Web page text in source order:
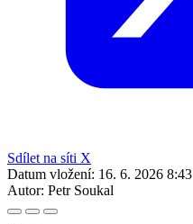
Sdílet na síti X
Datum vložení: 16. 6. 2026 8:43
Autor: Petr Soukal